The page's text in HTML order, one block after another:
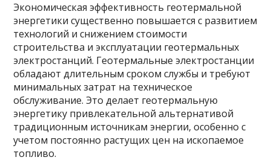
Экономическая эффективность геотермальной
энергетики существенно повышается с развитием
технологий и снижением стоимости
строительства и эксплуатации геотермальных
электростанций. Геотермальные электростанции
обладают длительным сроком службы и требуют
минимальных затрат на техническое
обслуживание. Это делает геотермальную
энергетику привлекательной альтернативой
традиционным источникам энергии, особенно с
учетом постоянно растущих цен на ископаемое
топливо.